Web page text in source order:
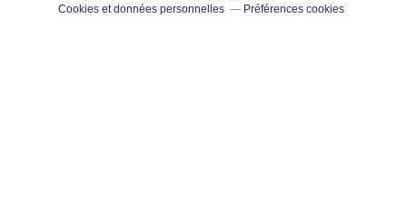
Cookies et données personnelles
Préférences cookies